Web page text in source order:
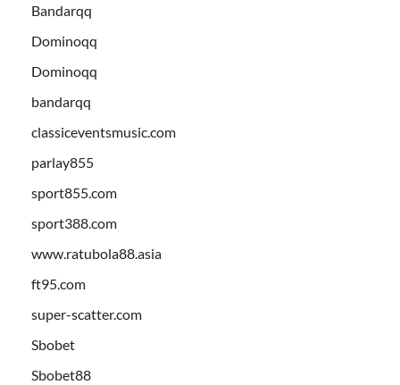
Bandarqq
Dominoqq
Dominoqq
bandarqq
classiceventsmusic.com
parlay855
sport855.com
sport388.com
www.ratubola88.asia
ft95.com
super-scatter.com
Sbobet
Sbobet88